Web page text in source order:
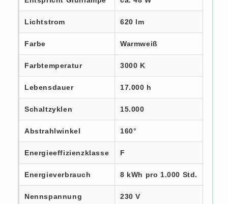
Lichtstrom 620 lm
Farbe Warmweiß
Farbtemperatur 3000 K
Lebensdauer 17.000 h
Schaltzyklen 15.000
Abstrahlwinkel 160°
Energieeffizienzklasse F
Energieverbrauch 8 kWh pro 1.000 Std.
Nennspannung 230 V